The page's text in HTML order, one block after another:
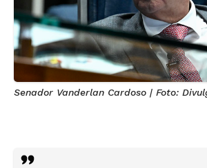
Senador Vanderlan Cardoso | Foto: